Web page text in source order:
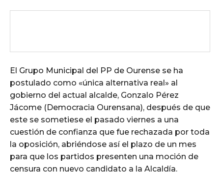
El Grupo Municipal del PP de Ourense se ha
postulado como «única alternativa real» al
gobierno del actual alcalde, Gonzalo Pérez
Jácome (Democracia Ourensana), después de que
este se sometiese el pasado viernes a una
cuestión de confianza que fue rechazada por toda
la oposición, abriéndose así el plazo de un mes
para que los partidos presenten una moción de
censura con nuevo candidato a la Alcaldía.